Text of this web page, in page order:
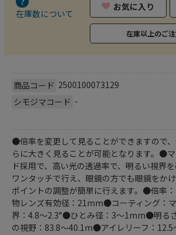
在庫数について
お気に入り
在庫以上のご
商品コード 2500100073129
シモジマコード -
●倍率を変更して見ることができますので
らに大きく見ることが可能となります。●
ド採用で、高い光の透過率で、明るい視界
ワンタッチで行え、眼鏡の方でも眼鏡をか
ポイントの調整が簡単に行えます。●倍率
物レンズ有効径：21mm●コーティング：
界：4.8～2.3°●ひとみ径：3～1mm●明る
の視野：83.8～40.1m●アイレリーフ：